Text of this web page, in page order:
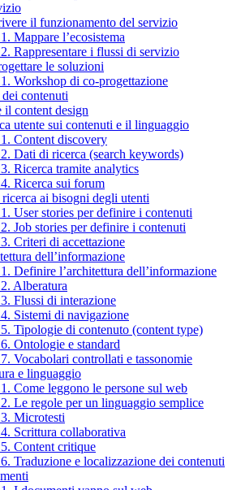
il funzionamento del servizio
Mappare l’ecosistema
Rappresentare i flussi di servizio
le soluzioni
Workshop di co-progettazione
contenuti
il content design
utente sui contenuti e il linguaggio
Content discovery
Dati di ricerca (search keywords)
Ricerca tramite analytics
Ricerca sui forum
ai bisogni degli utenti
User stories per definire i contenuti
Job stories per definire i contenuti
Criteri di accettazione
dell’informazione
Definire l’architettura dell’informazione
Alberatura
Flussi di interazione
Sistemi di navigazione
Tipologie di contenuto (content type)
Ontologie e standard
Vocabolari controllati e tassonomie
e linguaggio
Come leggono le persone sul web
Le regole per un linguaggio semplice
Microtesti
Scrittura collaborativa
Content critique
Traduzione e localizzazione dei contenuti